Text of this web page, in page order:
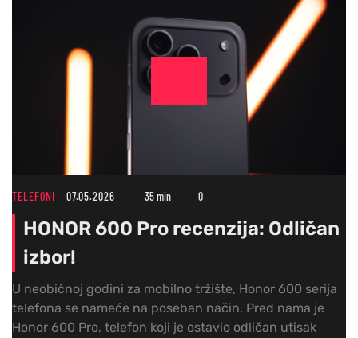
TELEFONI 07.05.2026 35 min 0
HONOR 600 Pro recenzija: Odličan
izbor!
U neobičnoj godini za mobilno tržište, Honor 600 serija
telefona se nameće na poseban način. Pred nama je
Honor 600 Pro, telefon koji je ostavio odličan utisak